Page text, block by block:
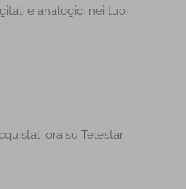
e analogici nei tuoi
ora su Telestar